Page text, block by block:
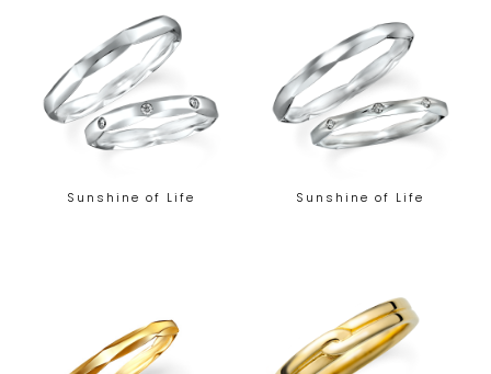
Sunshine of Life Sunshine of Life